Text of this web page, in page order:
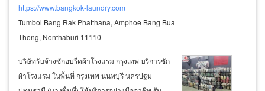
https://www.bangkok-laundry.com
Tumbol Bang Rak Phatthana, Amphoe Bang Bua
Thong, Nonthaburi 11110
บริษัทรับจ้างซักอบรีดผ้าโรงแรม กรุงเทพ บริการซัก
ผ้าโรงแรม ในพื้นที่ กรุงเทพ นนทบุรี นครปฐม